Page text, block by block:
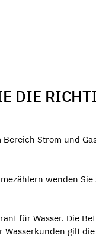
DIE
Strom und
wenden
für Wasser. Die
Wasserkunden gilt